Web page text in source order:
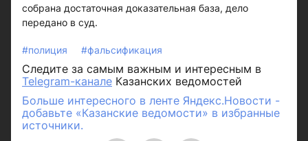
собрана достаточная доказательная база, дело
передано в суд.
#полиция #фальсификация
Следите за самым важным и интересным в
Telegram-канале Казанских ведомостей
Больше интересного в ленте Яндекс.Новости -
добавьте «Казанские ведомости» в избранные
источники.